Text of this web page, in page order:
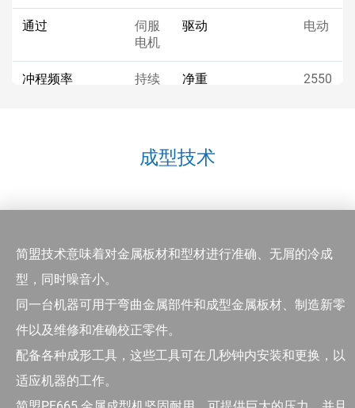
通过
伺服
电机
驱动 电动
冲程频率
持续
净重
2550
成型技术
简盟技术意味着对金属板材和型材进行准确、无屑的冷成
型，同时噪音小。
同一台机器可用于弯曲金属部件和成型金属板材、制造新零
件以及维修和准确校正零件。
配备各种成形工具，这些工具可在几秒钟内安装和更换，以
适应机器的工作。